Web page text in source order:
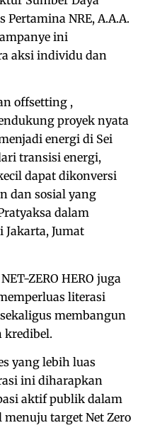
NRE, A.A.A.
ini
aksi individu dan
offsetting ,
proyek nyata
energi di Sei
transisi energi,
dapat dikonversi
dan sosial yang
dalam
Jumat
ZERO HERO juga
literasi
membangun
kredibel.
yang lebih luas
ini diharapkan
aktif publik dalam
target Net Zero